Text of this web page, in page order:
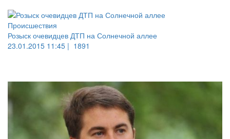
Происшествия
Розыск очевидцев ДТП на Солнечной аллее
23.01.2015 11:45 | 1891